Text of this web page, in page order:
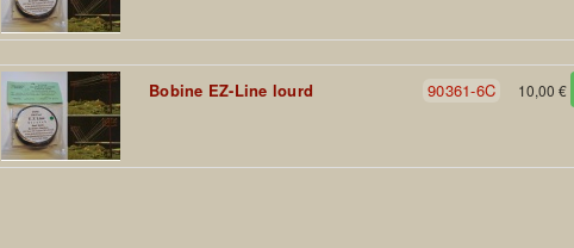
Bobine EZ-Line lourd 90361-6C 10,00 €